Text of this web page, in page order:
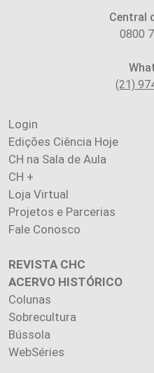
Central
0800
(21)
Login
Edições Ciência Hoje
CH na Sala de Aula
CH +
Loja Virtual
Projetos e Parcerias
Fale Conosco
REVISTA CHC
ACERVO HISTÓRICO
Colunas
Sobrecultura
Bússola
WebSéries